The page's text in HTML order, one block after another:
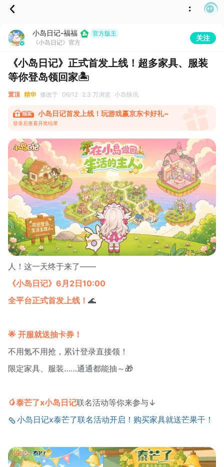
小岛日记-福福
官方版主
《小岛日记》官方
关注
《小岛日记》正式首发上线！超多家具、服装
等你登岛领回家🏝️
置顶 精华 修改于 06/12 2.3 万浏览 小岛快讯
小岛日记首发上线！玩游戏赢京东卡好礼~
登录后查看开奖结果
人！这一天终于来了——
《小岛日记》6月2日10:00
全平台正式首发上线！ 🌊
🌟 开服就送抽卡券！
不用氪不用抢，累计登录直接领！
限定家具、服装……通通都能抽～🎁
🥭泰芒了x小岛日记联名活动等你来参与↓
小岛日记x泰芒了联名活动开启！购买家具就送芒果干！